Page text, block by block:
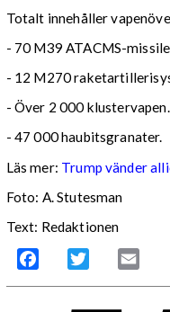
Totalt innehåller
- 70 M39 ATACMS-
- 12 M270
- Över 2 000 klustervapen.
- 47 000 haubitsgranater.
Läs mer: Trump vänder
Foto: A. Stutesman
Text: Redaktionen
Facebook Twitter